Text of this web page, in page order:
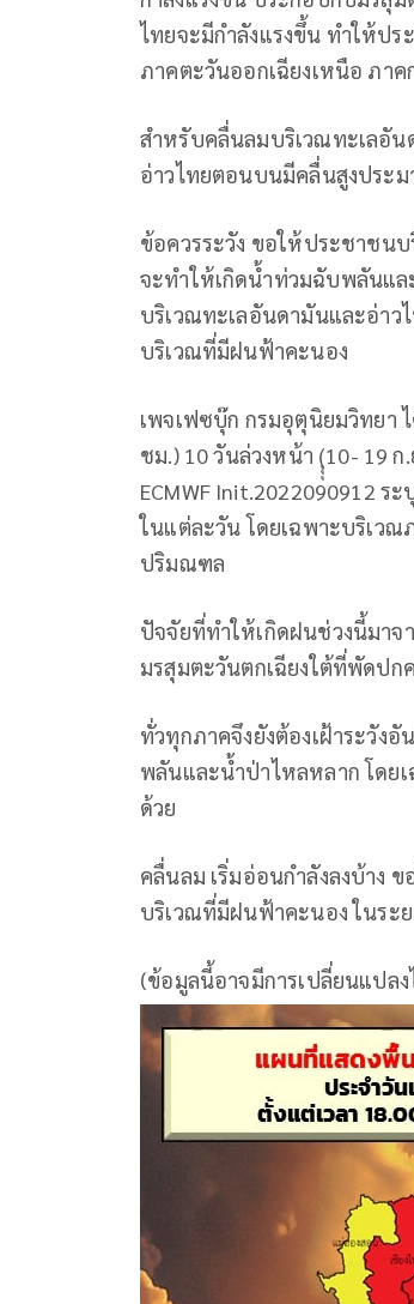
ไทยจะมีกำลังแรงขึ้น ทำให้ป
ภาคตะวันออกเฉียงเหนือ ภา
สำหรับคลื่นลมบริเวณทะเลอั
อ่าวไทยตอนบนมีคลื่นสูงประม
ข้อควรระวัง ขอให้ประชาชน
จะทำให้เกิดน้ำท่วมฉับพลันแล
บริเวณทะเลอันดามันและอ่าว
บริเวณที่มีฝนฟ้าคะนอง
เพจเฟซบุ๊ก กรมอุตุนิยมวิทยา
ชม.) 10 วันล่วงหน้า (ุุุ10- 19 ก
ECMWF Init.2022090912 ร
ในแต่ละวัน โดยเฉพาะบริเว
ปริมณฑล
ปัจจัยที่ทำให้เกิดฝนช่วงนี้มาจ
มรสุมตะวันตกเฉียงใต้ที่พัดปก
ทั่วทุกภาคจึงยังต้องเฝ้าระวัง
พลันและน้ำป่าไหลหลาก โดย
ด้วย
คลื่นลม เริ่มอ่อนกำลังลงบ้าง ข
บริเวณที่มีฝนฟ้าคะนอง ในระ
(ข้อมูลนี้อาจมีการเปลี่ยนแปล